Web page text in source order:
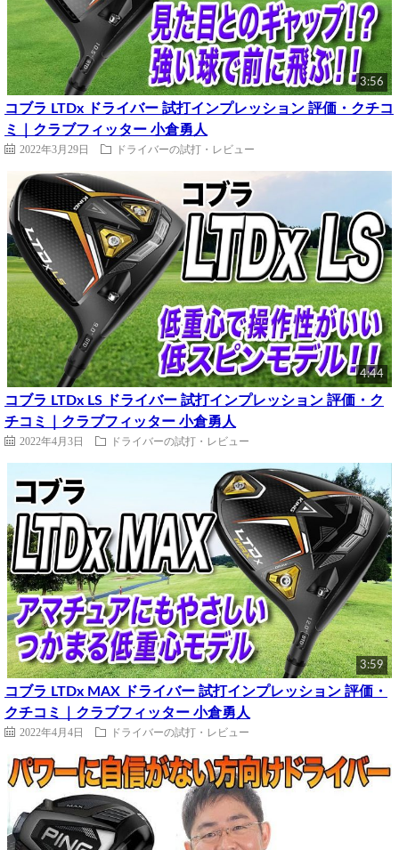
3:56
コブラ LTDx ドライバー 試打インプレッション 評価・クチコ
ミ｜クラブフィッター 小倉勇人
2022年3月29日 ドライバーの試打・レビュー
4:44
コブラ LTDx LS ドライバー 試打インプレッション 評価・ク
チコミ｜クラブフィッター 小倉勇人
2022年4月3日 ドライバーの試打・レビュー
3:59
コブラ LTDx MAX ドライバー 試打インプレッション 評価・
クチコミ｜クラブフィッター 小倉勇人
2022年4月4日 ドライバーの試打・レビュー